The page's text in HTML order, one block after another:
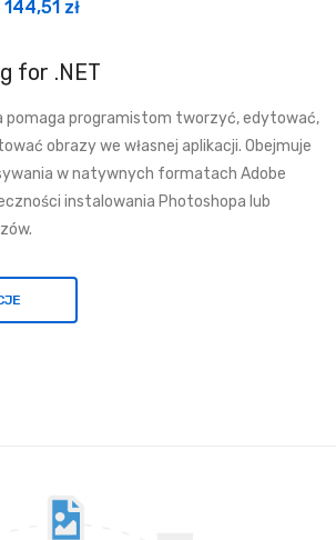
złZakres
od
714,61 zł
do
407
for .NET
pomaga programistom tworzyć, edytować,
obrazy we własnej aplikacji. Obejmuje
w natywnych formatach Adobe
instalowania Photoshopa lub